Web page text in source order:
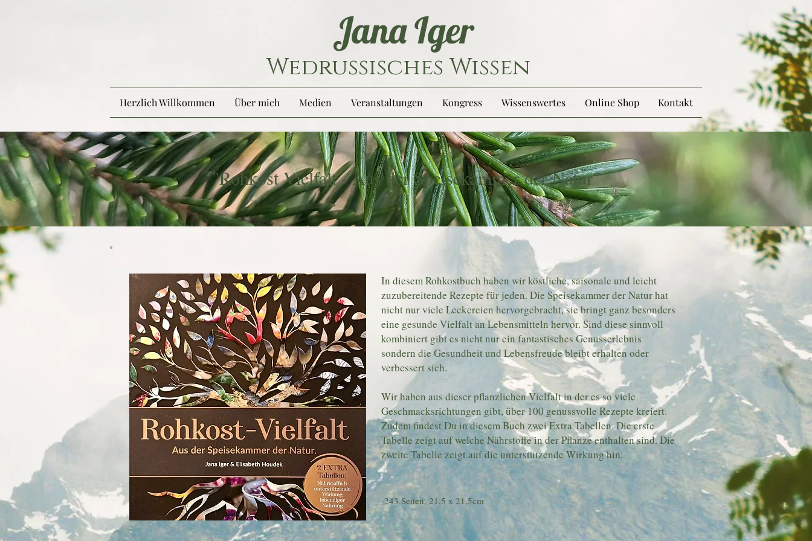
Jana Iger
Wedrussisches Wissen
Herzlich Willkommen Über mich Medien Veranstaltungen Kongress Wissenswertes Online Shop Kontakt
"Rohkost Vielfalt - Aus der Speisekammer der Natur"
In diesem Rohkostbuch haben wir köstliche, saisonale und leicht
zuzubereitende Rezepte für jeden. Die Speisekammer der Natur hat
nicht nur viele Leckereien hervorgebracht, sie bringt ganz besonders
eine gesunde Vielfalt an Lebensmitteln hervor. Sind diese sinnvoll
kombiniert gibt es nicht nur ein fantastisches Genusserlebnis
sondern die Gesundheit und Lebensfreude bleibt erhalten oder
verbessert sich.
Wirhaben aus dieser pflanzlichen Vielfalt in der es so viele
Geschmacksrichtungen gibt, über 100 genussvolle Rezepte kreiert.
Zudem findest Du in diesem Buch zwei Extra Tabellen. Die erste
Tabelle zeigt auf welche Nährstoffe in der Pflanze enthalten sind. Die
zweite Tabelle zeigt auf die unterstützende Wirkung hin.
243 Seiten, 21,5 x 21,5cm